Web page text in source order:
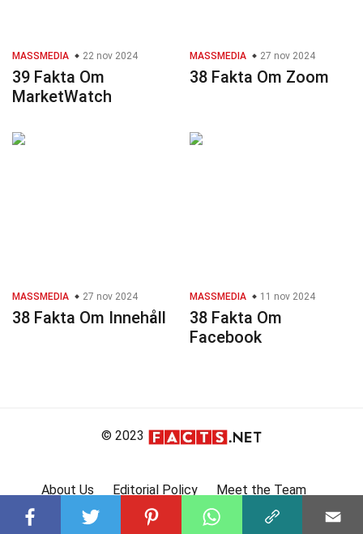
MASSMEDIA 22 nov 2024
39 Fakta Om
MarketWatch
MASSMEDIA 27 nov 2024
38 Fakta Om Zoom
MASSMEDIA 27 nov 2024
38 Fakta Om Innehåll
MASSMEDIA 11 nov 2024
38 Fakta Om
Facebook
© 2023
About Us Editorial Policy
Meet the Team
Product Review
Contact Us
Write For Us